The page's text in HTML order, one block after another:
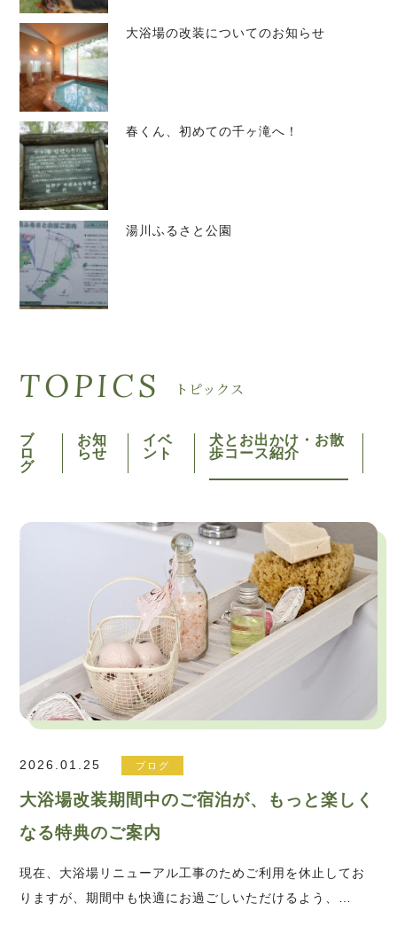
大浴場の改装についてのお知らせ
春くん、初めての千ヶ滝へ！
湯川ふるさと公園
TOPICS トピックス
ブ
ロ
グ
お知
らせ
イベ
ント
犬とお出かけ・お散
歩コース紹介
2026.01.25 ブログ
大浴場改装期間中のご宿泊が、もっと楽しく
なる特典のご案内
現在、大浴場リニューアル工事のためご利用を休止してお
りますが、期間中も快適にお過ごしいただけるよう、…